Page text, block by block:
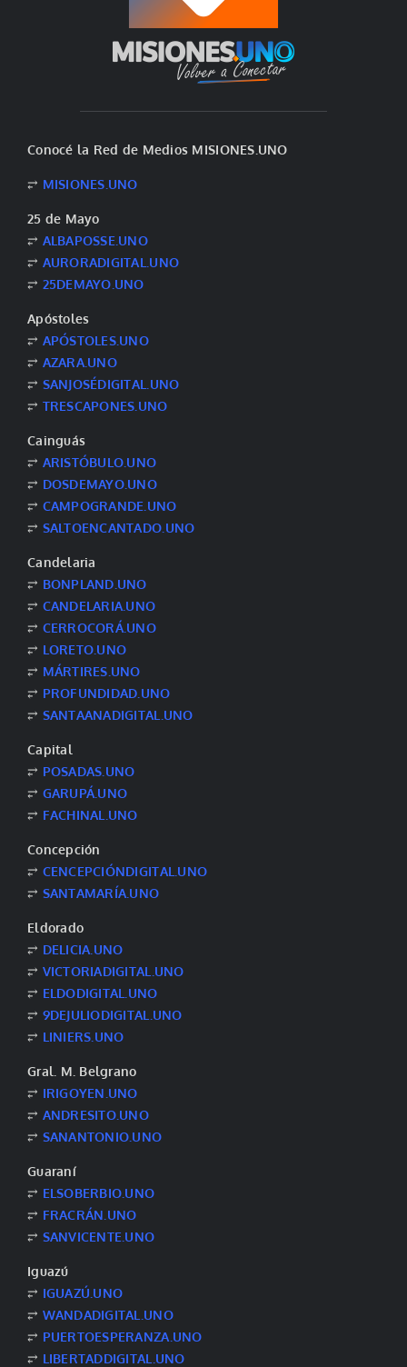
Conocé la Red de Medios MISIONES.UNO
⥂ MISIONES.UNO
25 de Mayo
⥂ ALBAPOSSE.UNO
⥂ AURORADIGITAL.UNO
⥂ 25DEMAYO.UNO
Apóstoles
⥂ APÓSTOLES.UNO
⥂ AZARA.UNO
⥂ SANJOSÉDIGITAL.UNO
⥂ TRESCAPONES.UNO
Cainguás
⥂ ARISTÓBULO.UNO
⥂ DOSDEMAYO.UNO
⥂ CAMPOGRANDE.UNO
⥂ SALTOENCANTADO.UNO
Candelaria
⥂ BONPLAND.UNO
⥂ CANDELARIA.UNO
⥂ CERROCORÁ.UNO
⥂ LORETO.UNO
⥂ MÁRTIRES.UNO
⥂ PROFUNDIDAD.UNO
⥂ SANTAANADIGITAL.UNO
Capital
⥂ POSADAS.UNO
⥂ GARUPÁ.UNO
⥂ FACHINAL.UNO
Concepción
⥂ CENCEPCIÓNDIGITAL.UNO
⥂ SANTAMARÍA.UNO
Eldorado
⥂ DELICIA.UNO
⥂ VICTORIADIGITAL.UNO
⥂ ELDODIGITAL.UNO
⥂ 9DEJULIODIGITAL.UNO
⥂ LINIERS.UNO
Gral. M. Belgrano
⥂ IRIGOYEN.UNO
⥂ ANDRESITO.UNO
⥂ SANANTONIO.UNO
Guaraní
⥂ ELSOBERBIO.UNO
⥂ FRACRÁN.UNO
⥂ SANVICENTE.UNO
Iguazú
⥂ IGUAZÚ.UNO
⥂ WANDADIGITAL.UNO
⥂ PUERTOESPERANZA.UNO
⥂ LIBERTADDIGITAL.UNO